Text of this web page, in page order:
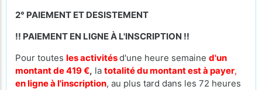
2° PAIEMENT ET DESISTEMENT
!! PAIEMENT EN LIGNE À L'INSCRIPTION !!
Pour toutes les activitésd'une heure semaine d'un
montant de 419 €, la totalité du montant est à payer,
en ligne à l'inscription, au plus tard dans les 72 heures